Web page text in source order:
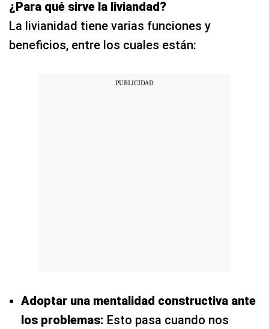
¿Para qué sirve la liviandad?
La livianidad tiene varias funciones y
beneficios, entre los cuales están:
Adoptar una mentalidad constructiva ante
los problemas: Esto pasa cuando nos